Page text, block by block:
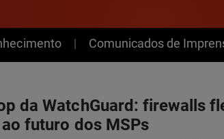
Comunicados de
da WatchGuard: firewalls
futuro dos MSPs